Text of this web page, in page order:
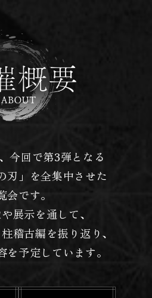
今回で第3弾となる
刃」を全集中させた
会です。
展示を通して、
稽古編を振り返り、
予定しています。